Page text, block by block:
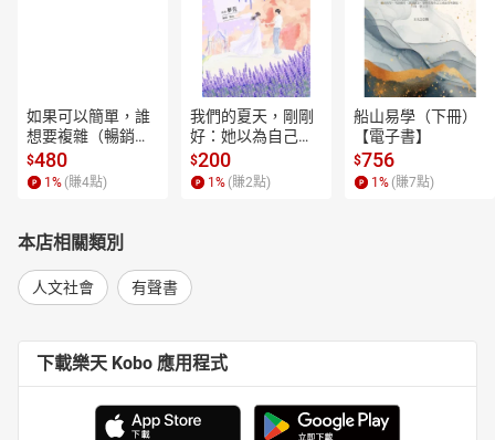
Chapter4 47都道府縣地方趣聞篇-01
Chapter4 47都道府縣地方趣聞篇-02
Chapter4 47都道府縣地方趣聞篇-03
Chapter4 47都道府縣地方趣聞篇-04
Chapter4 47都道府縣地方趣聞篇-05
如果可以簡單，誰
想要複雜（暢銷經
典新編版）【電子
書】
$480
1 % (賺4點)
我們的夏天，剛剛
好：她以為自己只
是逃離一段失敗的
愛，卻在薰衣草盛
開的山裡，重新學
$200
1 % (賺2點)
船山易學（下冊）
【電子書】
$756
1 % (賺7點)
本店相關類別
人文社會 有聲書
下載樂天 Kobo 應用程式